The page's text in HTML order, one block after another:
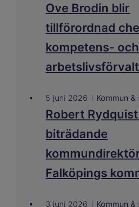
Ove Brodin blir
tillförordnad
kompetens- och
5 juni 2026 Kommun &
Robert
biträdande
Falköpings
3 juni 2026 Kommun &